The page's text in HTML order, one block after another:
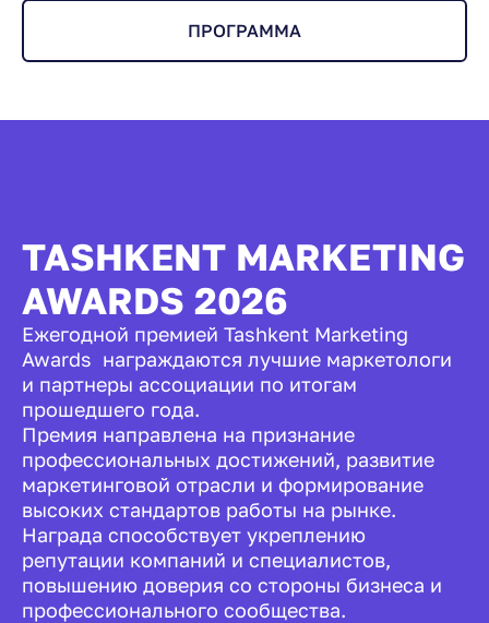
ПРОГРАММА
TASHKENT MARKETING
AWARDS 2026
Ежегодной премией Tashkent Marketing
Awards награждаются лучшие маркетологи
и партнеры ассоциации по итогам
прошедшего года.
Премия направлена на признание
профессиональных достижений, развитие
маркетинговой отрасли и формирование
высоких стандартов работы на рынке.
Награда способствует укреплению
репутации компаний и специалистов,
повышению доверия со стороны бизнеса и
профессионального сообщества.